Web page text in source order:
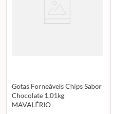
Gotas Forneáveis Chips Sabor
Chocolate 1,01kg
MAVALÉRIO